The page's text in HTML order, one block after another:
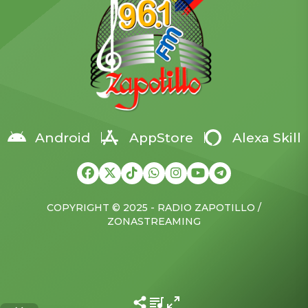
Síversk desde el suroeste y
acercar el frente a unos […]
al país. La medida más
crítica, señaló, ha sido
frenar la importación de
insulina en medio de una
crisis nacional por […]
Android AppStore Alexa Skill
COPYRIGHT © 2025 - RADIO ZAPOTILLO /
ZONASTREAMING